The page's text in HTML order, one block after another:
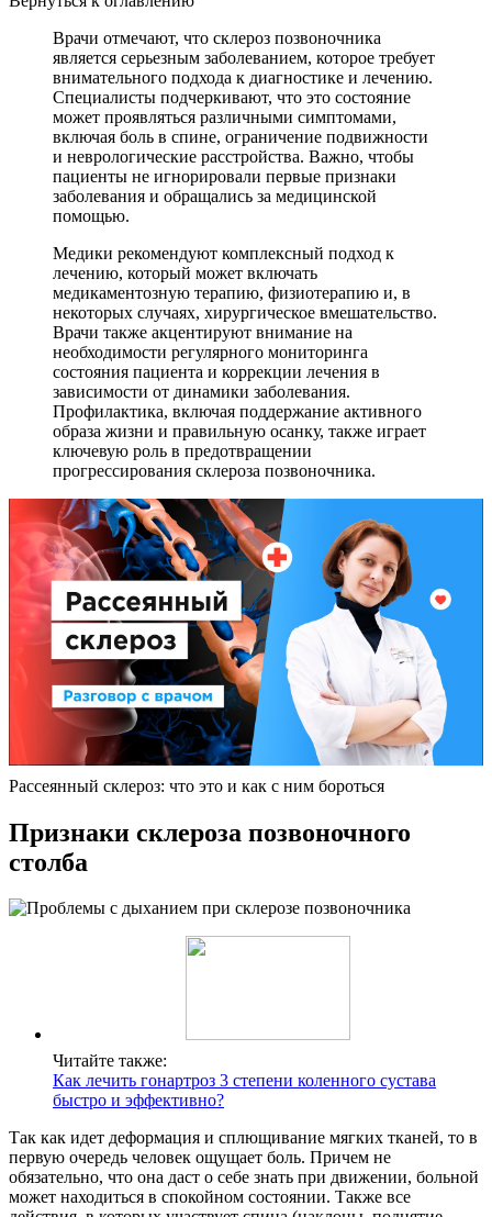
Врачи отмечают, что склероз позвоночника
является серьезным заболеванием, которое требует
внимательного подхода к диагностике и лечению.
Специалисты подчеркивают, что это состояние
может проявляться различными симптомами,
включая боль в спине, ограничение подвижности
и неврологические расстройства. Важно, чтобы
пациенты не игнорировали первые признаки
заболевания и обращались за медицинской
помощью.
Медики рекомендуют комплексный подход к
лечению, который может включать
медикаментозную терапию, физиотерапию и, в
некоторых случаях, хирургическое вмешательство.
Врачи также акцентируют внимание на
необходимости регулярного мониторинга
состояния пациента и коррекции лечения в
зависимости от динамики заболевания.
Профилактика, включая поддержание активного
образа жизни и правильную осанку, также играет
ключевую роль в предотвращении
прогрессирования склероза позвоночника.
Рассеянный склероз: что это и как с ним бороться
Признаки склероза позвоночного
столба
Читайте также:
Как лечить гонартроз 3 степени коленного сустава
быстро и эффективно?
Так как идет деформация и сплющивание мягких тканей, то в
первую очередь человек ощущает боль. Причем не
обязательно, что она даст о себе знать при движении, больной
может находиться в спокойном состоянии. Также все